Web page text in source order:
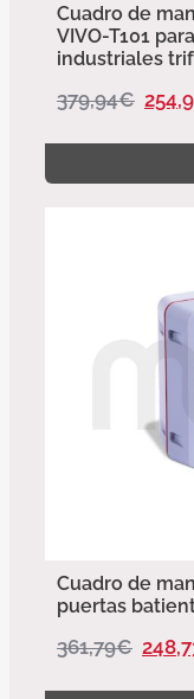
Cuadro de
VIVO-T101
industriales
379,94€
Cuadro de
puertas
361,79€